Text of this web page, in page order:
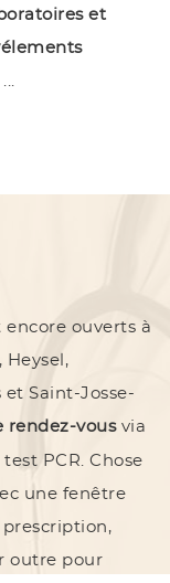
et
encore ouverts à
Heysel,
et Saint-Josse-
rendez-vousvia
PCR. Chose
une fenêtre
prescription,
outre pour